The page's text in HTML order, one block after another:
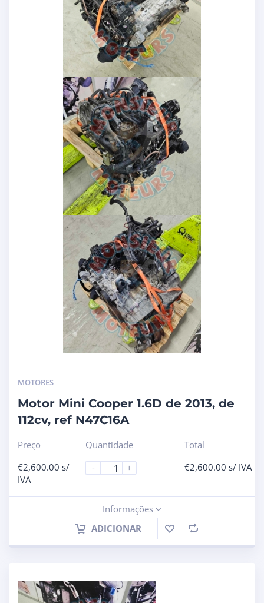
MOTORES
Motor Mini Cooper 1.6D de 2013, de
112cv, ref N47C16A
Preço
€2,600.00 s/
IVA
Quantidade
-
+
Total
€2,600.00 s/ IVA
Informações
ADICIONAR